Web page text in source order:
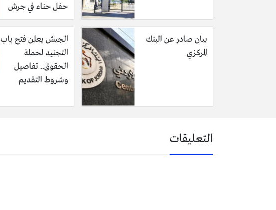
حفل حناء في جرش
بيان صادر عن البنك
المركزي
الجيش يعلن فتح باب
التجنيد لحملة
الحقوق.. تفاصيل
وشروط التقديم
التعليقات